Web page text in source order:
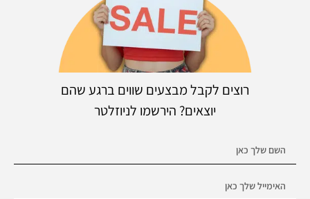
רוצים לקבל מבצעים שווים ברגע שהם
יוצאים? הירשמו לניוזלטר